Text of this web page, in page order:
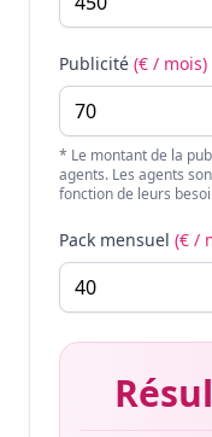
Publicité (€ / mois)
* Le montant de la
agents. Les agents
fonction de leurs
Pack mensuel (€ /